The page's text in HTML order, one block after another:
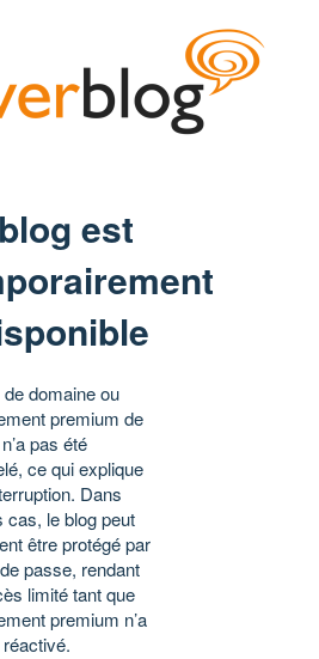
est
domaine ou
premium de
pas été
ce qui explique
Dans
cas, le blog peut
être protégé par
passe, rendant
limité tant que
premium n’a